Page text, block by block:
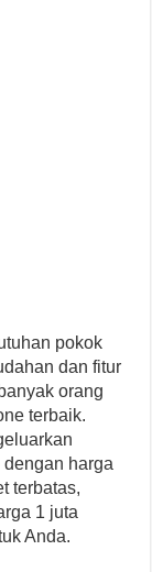
pokok
dan fitur
orang
terbaik.
harga
terbatas,
1 juta
Anda.